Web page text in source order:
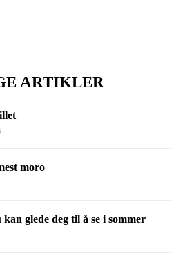
ARTIKLER
moro
glede deg til å se i sommer